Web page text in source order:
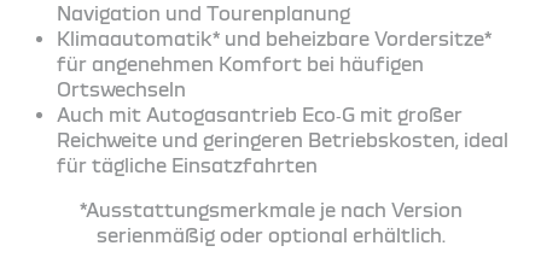
Navigation und Tourenplanung
Klimaautomatik* und beheizbare Vordersitze*
für angenehmen Komfort bei häufigen
Ortswechseln
Auch mit Autogasantrieb Eco‑G mit großer
Reichweite und geringeren Betriebskosten, ideal
für tägliche Einsatzfahrten
*Ausstattungsmerkmale je nach Version
serienmäßig oder optional erhältlich.